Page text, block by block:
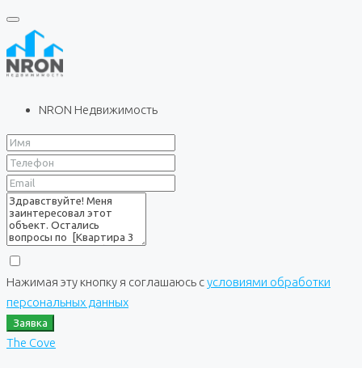
NRON Недвижимость
Нажимая эту кнопку я соглашаюсь сусловиями обработки
персональных данных
Заявка
The Cove